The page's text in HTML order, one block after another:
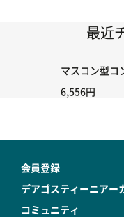
最近
マスコン型コ
6,556円
会員登録
デアゴスティーニアー
コミュニティ